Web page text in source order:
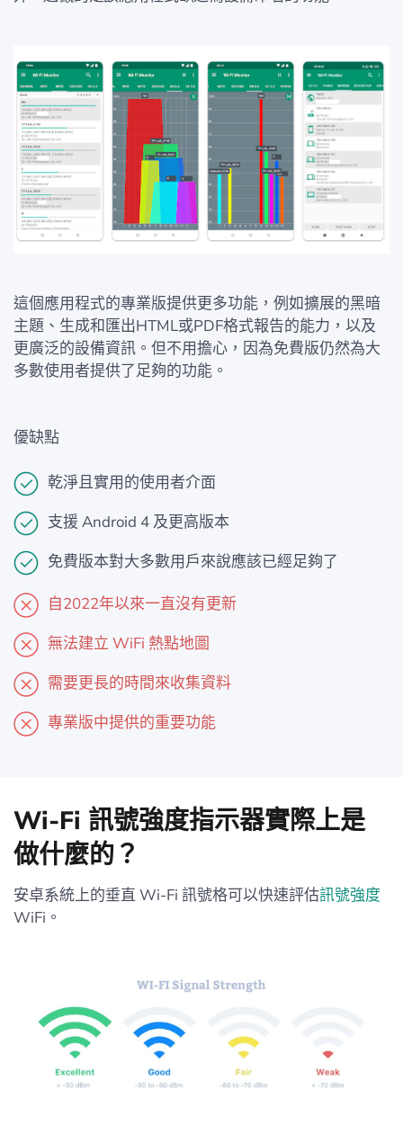
這個應用程式的專業版提供更多功能，例如擴展的黑暗
主題、生成和匯出HTML或PDF格式報告的能力，以及
更廣泛的設備資訊。但不用擔心，因為免費版仍然為大
多數使用者提供了足夠的功能。
優缺點
乾淨且實用的使用者介面
支援 Android 4 及更高版本
免費版本對大多數用戶來說應該已經足夠了
自2022年以來一直沒有更新
無法建立 WiFi 熱點地圖
需要更長的時間來收集資料
專業版中提供的重要功能
Wi-Fi 訊號強度指示器實際上是
做什麼的？
安卓系統上的垂直 Wi-Fi 訊號格可以快速評估訊號強度
WiFi。